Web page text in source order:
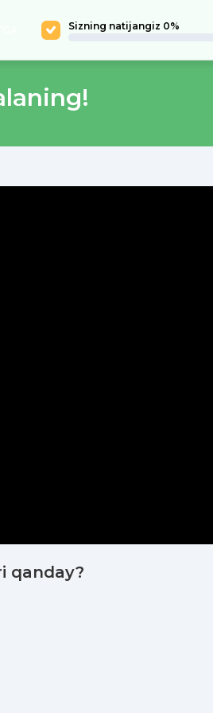
Sizning natijangiz 0%
qanday?